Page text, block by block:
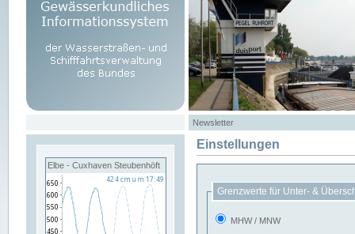
Newsletter
Elbe - Cuxhaven Steubenhöft
Einstellungen
Grenzwerte für Unter- &
MHW / MNW